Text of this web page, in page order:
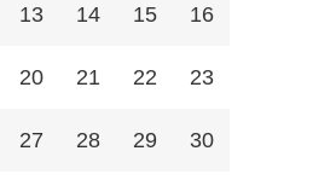
13 14 15 16
20 21 22 23
27 28 29 30